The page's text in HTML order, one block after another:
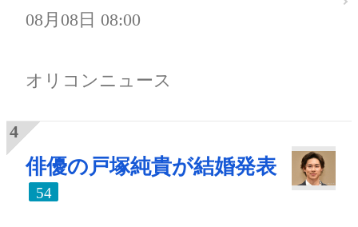
08月08日 08:00
オリコンニュース
俳優の戸塚純貴が結婚発表
54